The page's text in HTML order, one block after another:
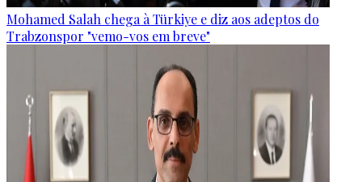
Mohamed Salah chega à Türkiye e diz aos adeptos do
Trabzonspor "vemo-vos em breve"